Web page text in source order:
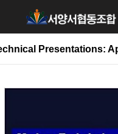
Applied Proven Techniques